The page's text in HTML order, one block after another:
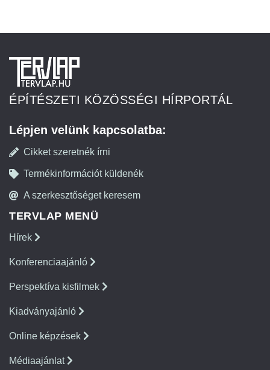
ÉPÍTÉSZETI KÖZÖSSÉGI HÍRPORTÁL
Lépjen velünk kapcsolatba:
Cikket szeretnék írni
Termékinformációt küldenék
A szerkesztőséget keresem
TERVLAP MENÜ
Hírek
Konferenciaajánló
Perspektíva kisfilmek
Kiadványajánló
Online képzések
Médiaajánlat